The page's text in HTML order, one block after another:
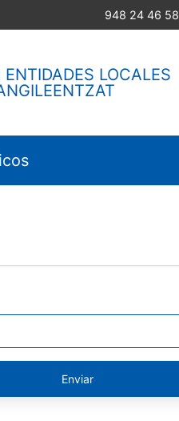
948 24 46 58
LOCALES
Enviar